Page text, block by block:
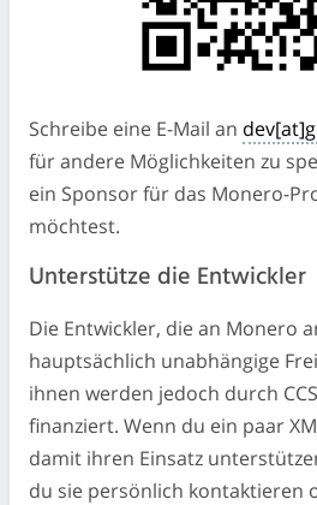
Schreibe eine E-Mail an
für andere Möglichkeiten zu
ein Sponsor für das Monero-
möchtest.
Unterstütze die Entwickler
Die Entwickler, die an Monero
hauptsächlich unabhängige
ihnen werden jedoch durch
finanziert. Wenn du ein paar
damit ihren Einsatz
du sie persönlich kontaktieren